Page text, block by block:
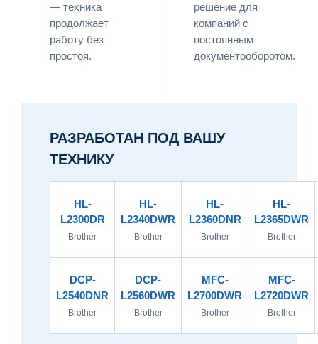
— техника
продолжает
работу без
простоя.
решение для
компаний с
постоянным
документооборотом.
РАЗРАБОТАН ПОД ВАШУ
ТЕХНИКУ
HL-
L2300DR
Brother
HL-
L2340DWR
Brother
HL-
L2360DNR
Brother
HL-
L2365DWR
Brother
DCP-
L2540DNR
Brother
DCP-
L2560DWR
Brother
MFC-
L2700DWR
Brother
MFC-
L2720DWR
Brother